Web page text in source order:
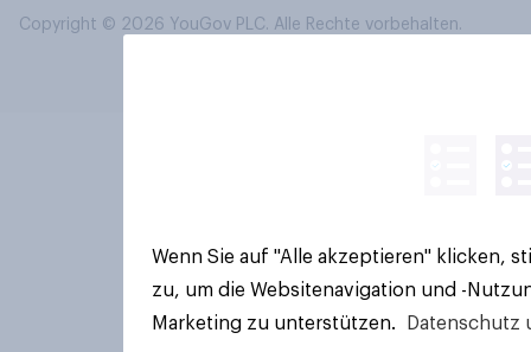
Copyright © 2026 YouGov PLC. Alle Rechte vorbehalten.
Wenn Sie auf "Alle akzeptieren" klicken,
zu, um die Websitenavigation und -
Marketing zu unterstützen.
Datenschutz